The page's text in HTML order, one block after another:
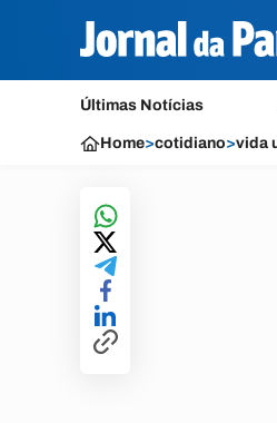
Últimas Notícias
Home>cotidiano>vida